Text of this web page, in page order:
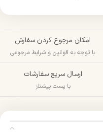
امکان مرجوع کردن سفارش
با توجه به قوانین و شرایط مرجوعی
ارسال سریع سفارشات
با پست پیشتاز